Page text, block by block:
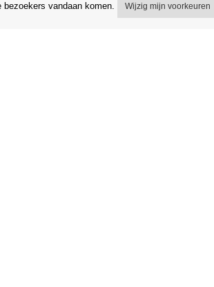
bezoekers vandaan komen.
Wijzig mijn voorkeuren